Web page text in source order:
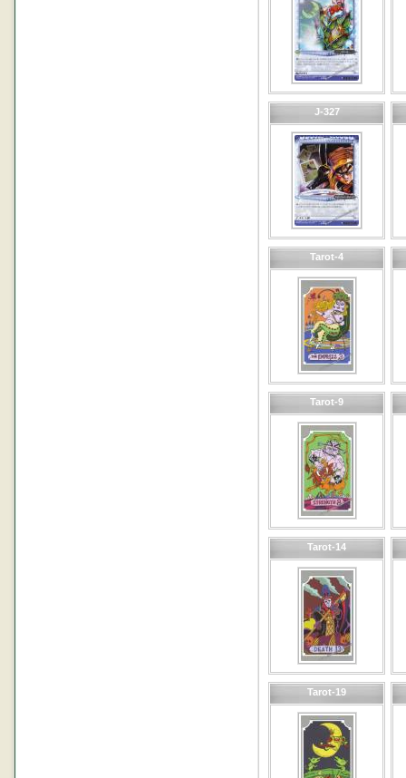
J-327
Tarot-4
Tarot-9
Tarot-14
Tarot-19